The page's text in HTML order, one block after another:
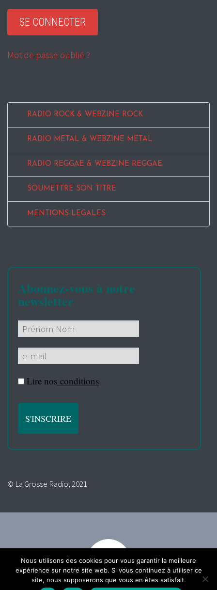
Mot de passe oublié ?
RADIO ROCK & WEBZINE ROCK
RADIO METAL & WEBZINE METAL
RADIO REGGAE & WEBZINE REGGAE
SOUMETTRE SON TITRE
MENTIONS LEGALES
Abonnez-vous à notre
newsletter
Lire nos conditions
© La Grosse Radio, 2021
Nous utilisons des cookies pour vous garantir la meilleure
expérience sur notre site web. Si vous continuez à utiliser ce
site, nous supposerons que vous en êtes satisfait.